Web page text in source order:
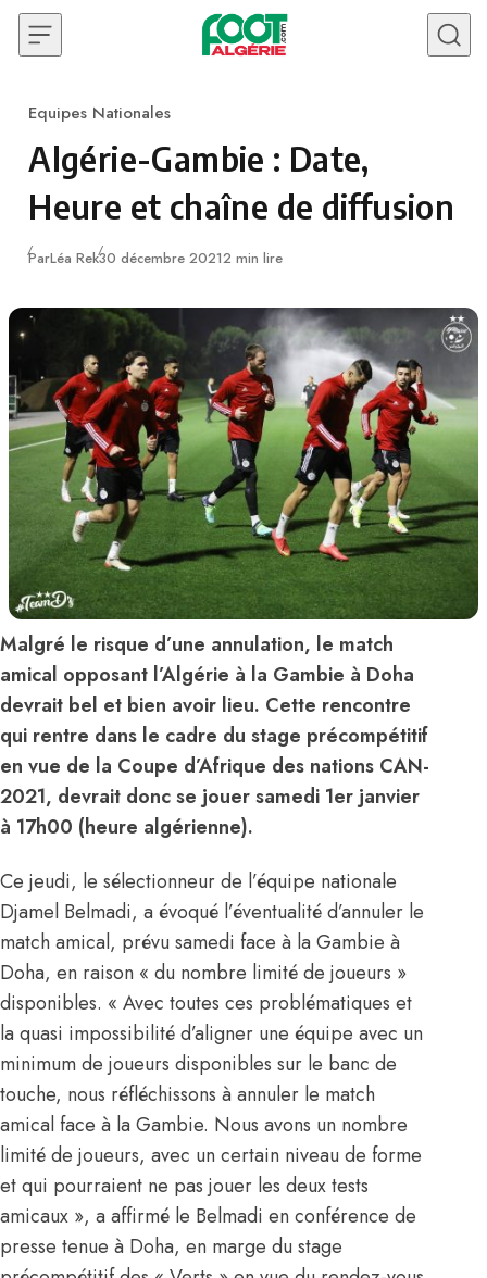
Skip to content
Category
Equipes Nationales
Algérie-Gambie : Date,
Heure et chaîne de diffusion
ParLéa RekPublié
30 décembre 20212 min lire
Malgré le risque d’une annulation, le match
amical opposant l’Algérie à la Gambie à Doha
devrait bel et bien avoir lieu. Cette rencontre
qui rentre dans le cadre du stage précompétitif
en vue de la Coupe d’Afrique des nations CAN-
2021, devrait donc se jouer samedi 1er janvier
à 17h00 (heure algérienne).
Ce jeudi, le sélectionneur de l’équipe nationale
Djamel Belmadi, a évoqué l’éventualité d’annuler le
match amical, prévu samedi face à la Gambie à
Doha, en raison « du nombre limité de joueurs »
disponibles. « Avec toutes ces problématiques et
la quasi impossibilité d’aligner une équipe avec un
minimum de joueurs disponibles sur le banc de
touche, nous réfléchissons à annuler le match
amical face à la Gambie. Nous avons un nombre
limité de joueurs, avec un certain niveau de forme
et qui pourraient ne pas jouer les deux tests
amicaux », a affirmé le Belmadi en conférence de
presse tenue à Doha, en marge du stage